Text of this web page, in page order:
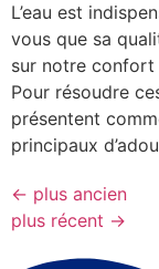
L’eau est
vous que sa
sur notre confort
Pour résoudre
présentent
principaux
← plus ancien
plus récent →